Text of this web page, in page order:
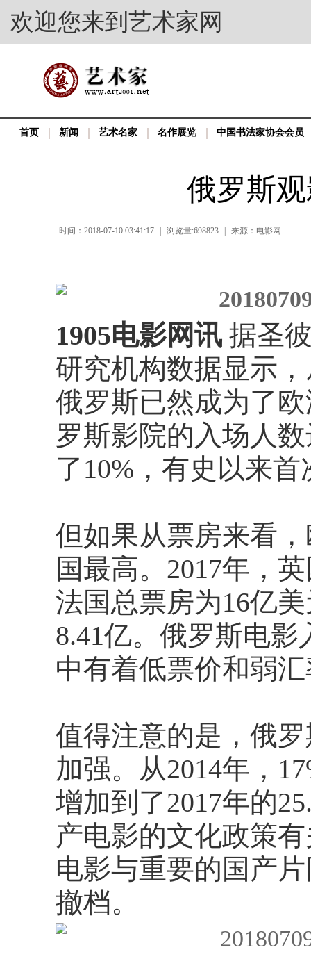
欢迎您来到艺术家网
首页 新闻 艺术名家 名作展览 中国书法家协会会员
俄罗斯
时间：2018-07-10 03:41:17 浏览量:698823 来源：电影网
1905电影网讯 据圣
研究机构数据显示
俄罗斯已然成为了
罗斯影院的入场人
了10%，有史以来
但如果从票房来看
国最高。2017年，
法国总票房为16亿
8.41亿。俄罗斯电
中有着低票价和弱
值得注意的是，俄
加强。从2014年，
增加到了2017年的
产电影的文化政策
电影与重要的国产
撤档。